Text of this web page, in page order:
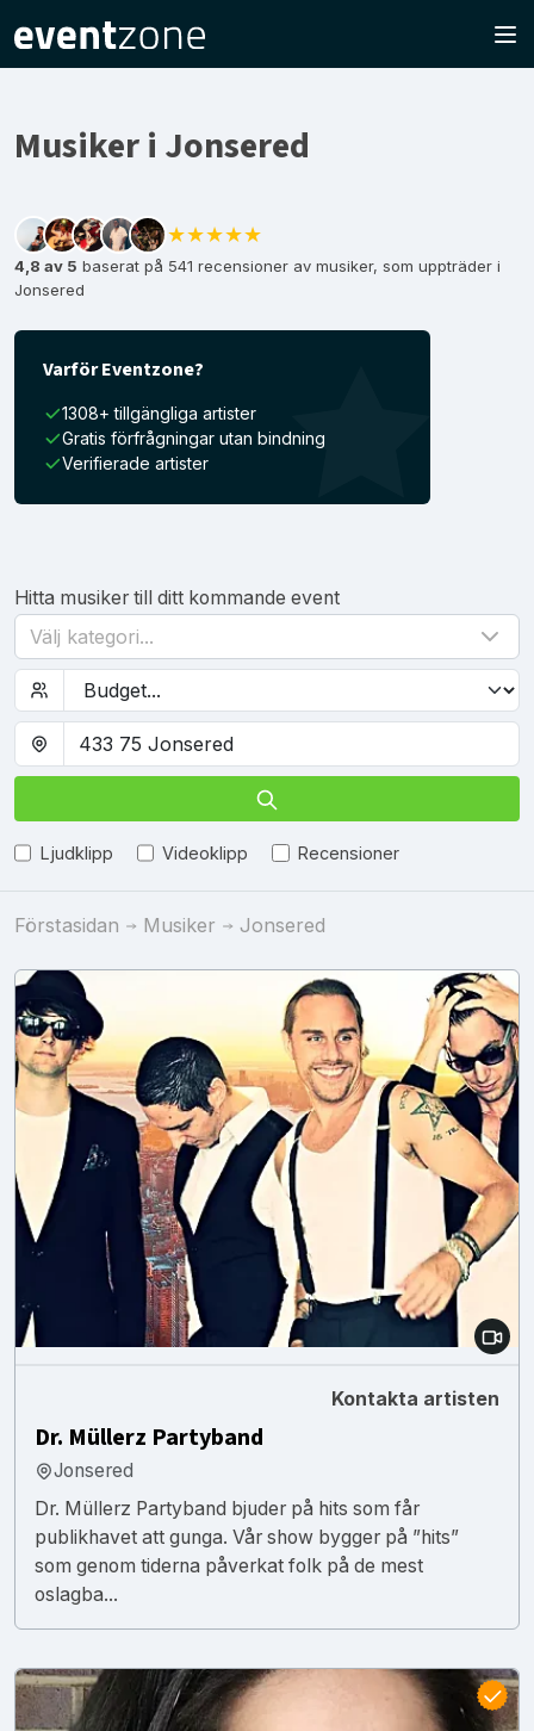
Musiker i Jonsered
★★★★★
4,8 av 5 baserat på 541 recensioner av musiker, som uppträder i
Jonsered
Varför Eventzone?
1308+ tillgängliga artister
Gratis förfrågningar utan bindning
Verifierade artister
Hitta musiker till ditt kommande event
Välj kategori...
Ljudklipp Videoklipp Recensioner
Förstasidan Musiker Jonsered
Kontakta artisten
Dr. Müllerz Partyband
Jonsered
Dr. Müllerz Partyband bjuder på hits som får
publikhavet att gunga. Vår show bygger på ”hits”
som genom tiderna påverkat folk på de mest
oslagba...